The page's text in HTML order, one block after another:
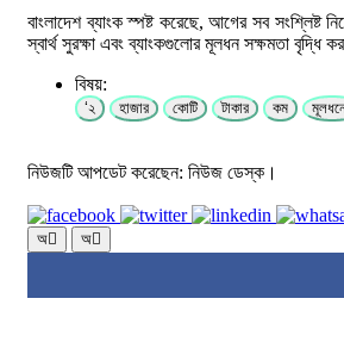
বাংলাদেশ ব্যাংক স্পষ্ট করেছে, আগের সব সংশ্লিষ্ট
স্বার্থ সুরক্ষা এবং ব্যাংকগুলোর মূলধন সক্ষমতা বৃদ্ধি
বিষয়:
‘২ হাজার কোটি টাকার কম
নিউজটি আপডেট করেছেন: নিউজ ডেস্ক।
অ অ